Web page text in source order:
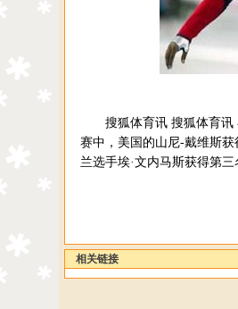
搜狐体育讯 搜狐体育讯
赛中，美国的山尼-戴维斯获
兰选手埃·文内马斯获得第三
相关链接